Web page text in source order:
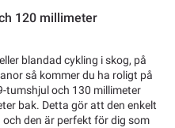
120 millimeter
blandad cykling i skog, på
så kommer du ha roligt på
tumshjul och 130 millimeter
bak. Detta gör att den enkelt
den är perfekt för dig som